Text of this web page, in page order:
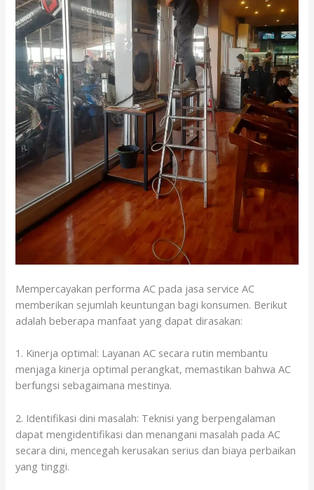
Mempercayakan performa AC pada jasa service AC
memberikan sejumlah keuntungan bagi konsumen. Berikut
adalah beberapa manfaat yang dapat dirasakan:
1. Kinerja optimal: Layanan AC secara rutin membantu
menjaga kinerja optimal perangkat, memastikan bahwa AC
berfungsi sebagaimana mestinya.
2. Identifikasi dini masalah: Teknisi yang berpengalaman
dapat mengidentifikasi dan menangani masalah pada AC
secara dini, mencegah kerusakan serius dan biaya perbaikan
yang tinggi.